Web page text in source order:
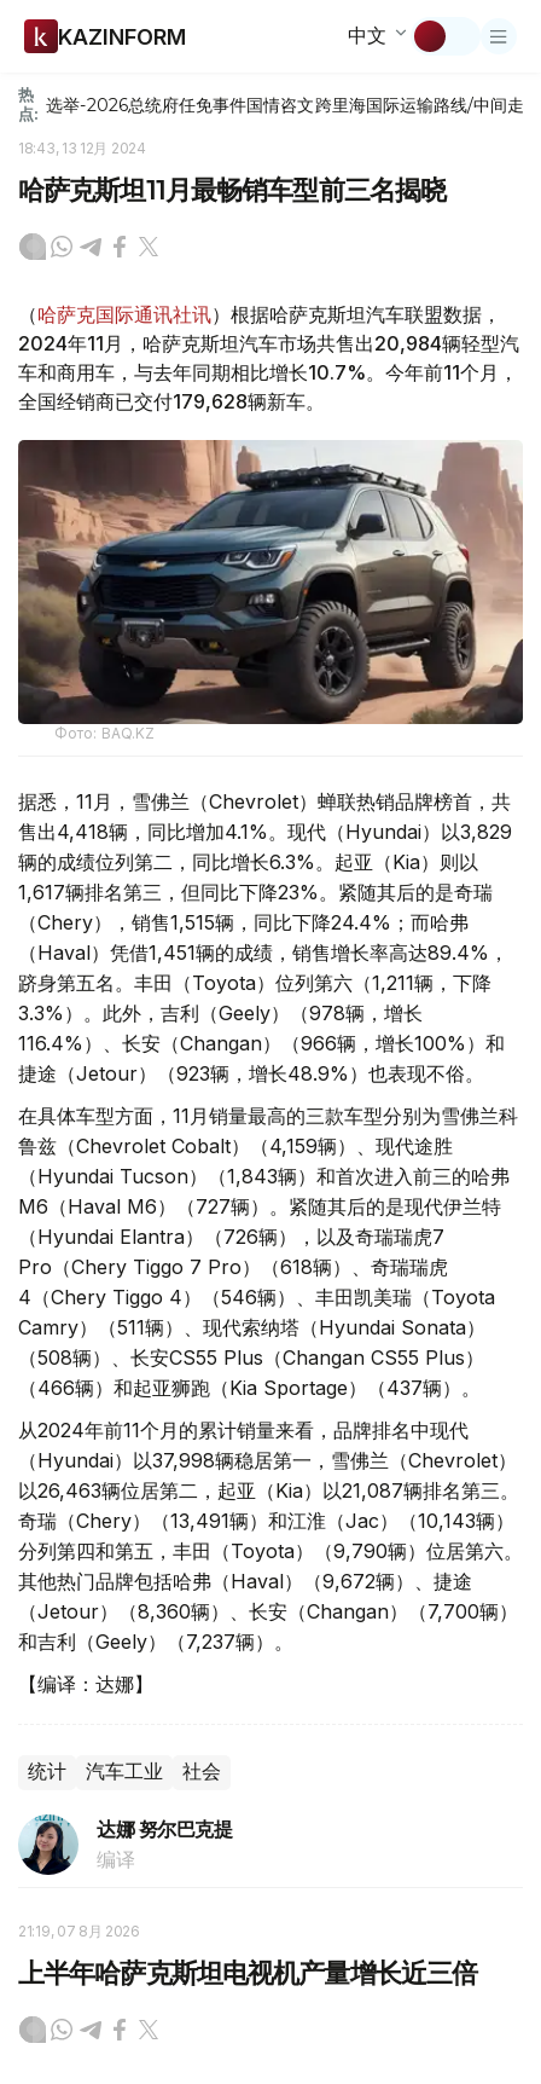
KAZINFORM 中文
热
点: 选举-2026总统府任免事件国情咨文跨里海国际运输路线/中间走廊
18:43, 13 12月 2024
哈萨克斯坦11月最畅销车型前三名揭晓
（哈萨克国际通讯社讯）根据哈萨克斯坦汽车联盟数据，
2024年11月，哈萨克斯坦汽车市场共售出20,984辆轻型汽
车和商用车，与去年同期相比增长10.7%。今年前11个月，
全国经销商已交付179,628辆新车。
Фото: BAQ.KZ
据悉，11月，雪佛兰（Chevrolet）蝉联热销品牌榜首，共
售出4,418辆，同比增加4.1%。现代（Hyundai）以3,829
辆的成绩位列第二，同比增长6.3%。起亚（Kia）则以
1,617辆排名第三，但同比下降23%。紧随其后的是奇瑞
（Chery），销售1,515辆，同比下降24.4%；而哈弗
（Haval）凭借1,451辆的成绩，销售增长率高达89.4%，
跻身第五名。丰田（Toyota）位列第六（1,211辆，下降
3.3%）。此外，吉利（Geely）（978辆，增长
116.4%）、长安（Changan）（966辆，增长100%）和
捷途（Jetour）（923辆，增长48.9%）也表现不俗。
在具体车型方面，11月销量最高的三款车型分别为雪佛兰科
鲁兹（Chevrolet Cobalt）（4,159辆）、现代途胜
（Hyundai Tucson）（1,843辆）和首次进入前三的哈弗
M6（Haval M6）（727辆）。紧随其后的是现代伊兰特
（Hyundai Elantra）（726辆），以及奇瑞瑞虎7
Pro（Chery Tiggo 7 Pro）（618辆）、奇瑞瑞虎
4（Chery Tiggo 4）（546辆）、丰田凯美瑞（Toyota
Camry）（511辆）、现代索纳塔（Hyundai Sonata）
（508辆）、长安CS55 Plus（Changan CS55 Plus）
（466辆）和起亚狮跑（Kia Sportage）（437辆）。
从2024年前11个月的累计销量来看，品牌排名中现代
（Hyundai）以37,998辆稳居第一，雪佛兰（Chevrolet）
以26,463辆位居第二，起亚（Kia）以21,087辆排名第三。
奇瑞（Chery）（13,491辆）和江淮（Jac）（10,143辆）
分列第四和第五，丰田（Toyota）（9,790辆）位居第六。
其他热门品牌包括哈弗（Haval）（9,672辆）、捷途
（Jetour）（8,360辆）、长安（Changan）（7,700辆）
和吉利（Geely）（7,237辆）。
【编译：达娜】
统计 汽车工业 社会
达娜 努尔巴克提
编译
21:19, 07 8月 2026
上半年哈萨克斯坦电视机产量增长近三倍